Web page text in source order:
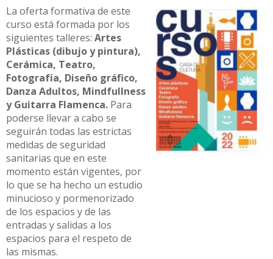
La oferta formativa de este
curso está formada por los
siguientes talleres: Artes
Plásticas (dibujo y pintura),
Cerámica, Teatro,
Fotografía, Diseño gráfico,
Danza Adultos, Mindfullness
y Guitarra Flamenca. Para
poderse llevar a cabo se
seguirán todas las estrictas
medidas de seguridad
sanitarias que en este
momento están vigentes, por
lo que se ha hecho un estudio
minucioso y pormenorizado
de los espacios y de las
entradas y salidas a los
espacios para el respeto de
las mismas.